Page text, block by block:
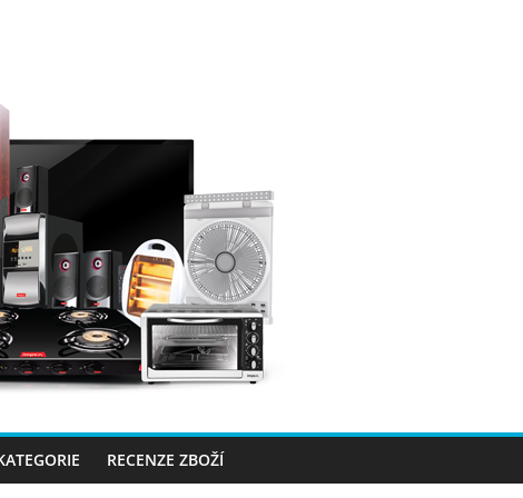
RECENZE ZBOŽÍ